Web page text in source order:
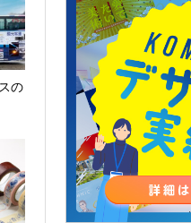
の